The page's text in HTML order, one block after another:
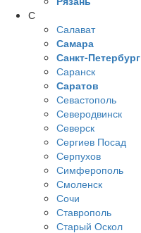
С
Салават
Самара
Санкт-Петербург
Саранск
Саратов
Севастополь
Северодвинск
Северск
Сергиев Посад
Серпухов
Симферополь
Смоленск
Сочи
Ставрополь
Старый Оскол